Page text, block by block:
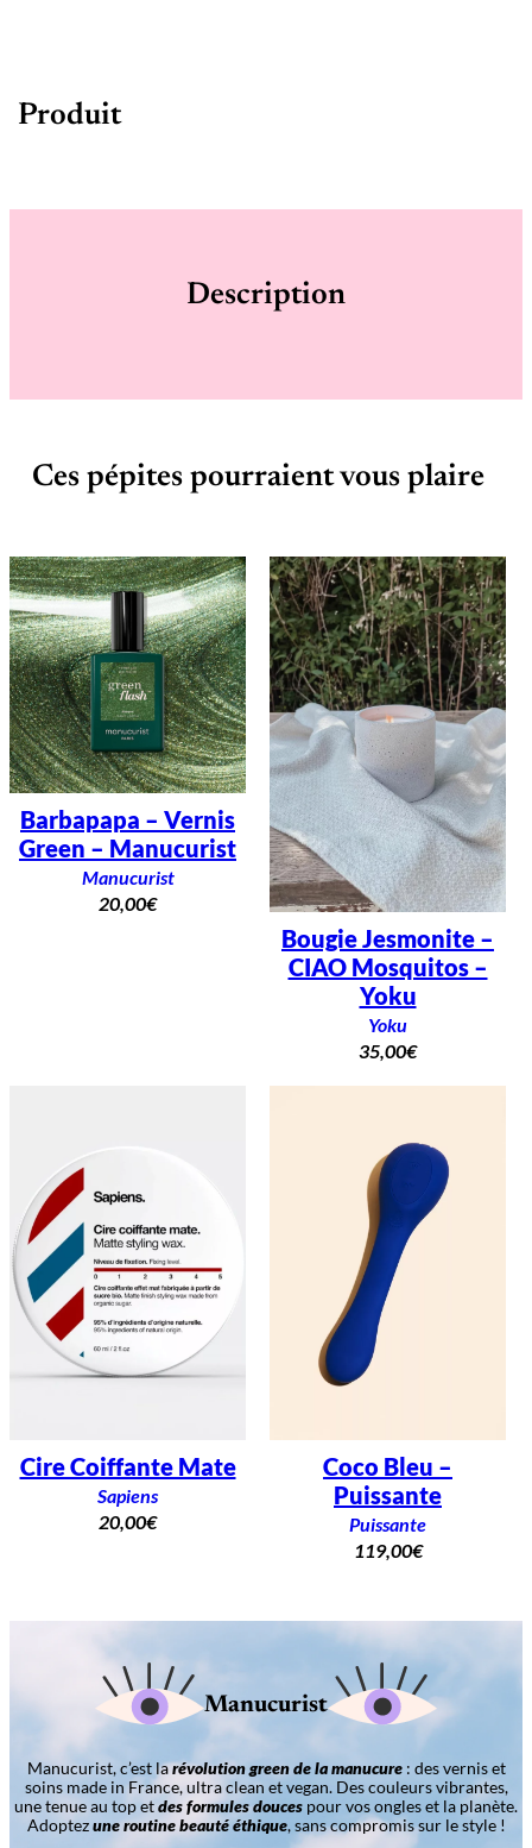
Produit
Description
Ces pépites pourraient vous plaire
Barbapapa – Vernis
Green – Manucurist
Manucurist
20,00€
Bougie Jesmonite –
CIAO Mosquitos –
Yoku
Yoku
35,00€
Cire Coiffante Mate
Sapiens
20,00€
Coco Bleu –
Puissante
Puissante
119,00€
Manucurist
Manucurist, c’est larévolution green de la manucure: des vernis et
soins made in France, ultra clean et vegan. Des couleurs vibrantes,
une tenue au top etdes formules douces pour vos ongles et la planète.
Adoptezune routine beauté éthique, sans compromis sur le style !